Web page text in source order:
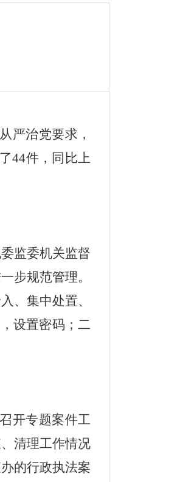
严治党要求，
44件，同比上
监委机关监督
步规范管理。
、集中处置、
设置密码；二
开专题案件工
清理工作情况
的行政执法案